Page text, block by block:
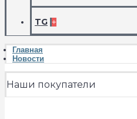
TG +
Главная
Новости
Наши покупатели